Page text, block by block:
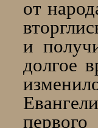
от
и
долгое